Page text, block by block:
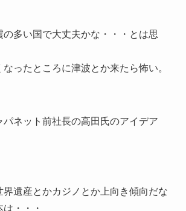
の多い国で大丈夫かな・・・とは思
ったところに津波とか来たら怖い。
パネット前社長の高田氏のアイデア
界遺産とかカジノとか上向き傾向だな
・・・